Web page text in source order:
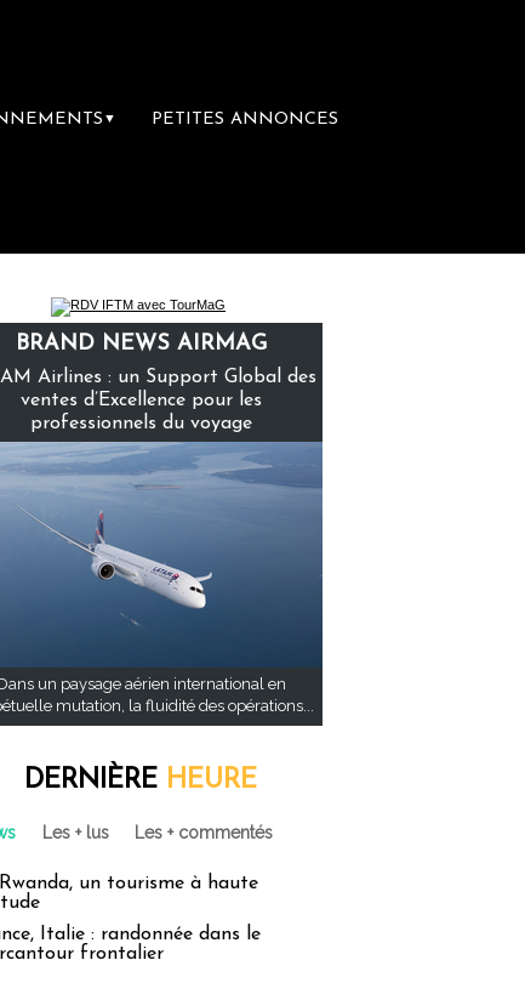
▼ PETITES ANNONCES
librairie du voyage
BRAND NEWS AIRMAG
Airlines : un Support Global des
ventes d’Excellence pour les
professionnels du voyage
un paysage aérien international en
mutation, la fluidité des opérations...
DERNIÈRE HEURE
Les + lus Les + commentés
un tourisme à haute
Italie : randonnée dans le
frontalier